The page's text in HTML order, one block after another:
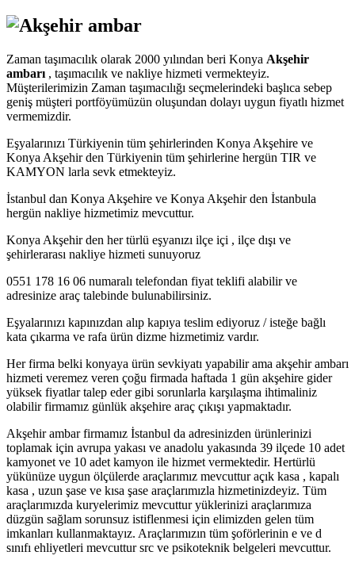
Zaman taşımacılık olarak 2000 yılından beri Konya Akşehir
ambarı , taşımacılık ve nakliye hizmeti vermekteyiz.
Müşterilerimizin Zaman taşımacılığı seçmelerindeki başlıca sebep
geniş müşteri portföyümüzün oluşundan dolayı uygun fiyatlı hizmet
vermemizdir.
Eşyalarınızı Türkiyenin tüm şehirlerinden Konya Akşehire ve
Konya Akşehir den Türkiyenin tüm şehirlerine hergün TIR ve
KAMYON larla sevk etmekteyiz.
İstanbul dan Konya Akşehire ve Konya Akşehir den İstanbula
hergün nakliye hizmetimiz mevcuttur.
Konya Akşehir den her türlü eşyanızı ilçe içi , ilçe dışı ve
şehirlerarası nakliye hizmeti sunuyoruz
0551 178 16 06 numaralı telefondan fiyat teklifi alabilir ve
adresinize araç talebinde bulunabilirsiniz.
Eşyalarınızı kapınızdan alıp kapıya teslim ediyoruz / isteğe bağlı
kata çıkarma ve rafa ürün dizme hizmetimiz vardır.
Her firma belki konyaya ürün sevkiyatı yapabilir ama akşehir ambarı
hizmeti veremez veren çoğu firmada haftada 1 gün akşehire gider
yüksek fiyatlar talep eder gibi sorunlarla karşılaşma ihtimaliniz
olabilir firmamız günlük akşehire araç çıkışı yapmaktadır.
Akşehir ambar firmamız İstanbul da adresinizden ürünlerinizi
toplamak için avrupa yakası ve anadolu yakasında 39 ilçede 10 adet
kamyonet ve 10 adet kamyon ile hizmet vermektedir. Hertürlü
yükünüze uygun ölçülerde araçlarımız mevcuttur açık kasa , kapalı
kasa , uzun şase ve kısa şase araçlarımızla hizmetinizdeyiz. Tüm
araçlarımızda kuryelerimiz mevcuttur yüklerinizi araçlarımıza
düzgün sağlam sorunsuz istiflenmesi için elimizden gelen tüm
imkanları kullanmaktayız. Araçlarımızın tüm şoförlerinin e ve d
sınıfı ehliyetleri mevcuttur src ve psikoteknik belgeleri mevcuttur.